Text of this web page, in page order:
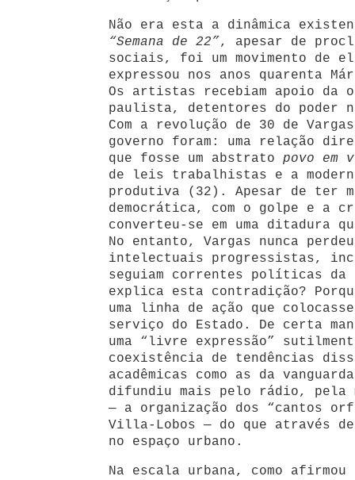
Não era esta a dinâmica
“Semana de 22”, apesar de
sociais, foi um movimento de
expressou nos anos quarenta
Os artistas recebiam apoio da
paulista, detentores do poder
Com a revolução de 30 de
governo foram: uma relação
que fosse um abstrato povo em
de leis trabalhistas e a
produtiva (32). Apesar de ter
democrática, com o golpe e a
converteu-se em uma ditadura
No entanto, Vargas nunca
intelectuais progressistas,
seguiam correntes políticas da
explica esta contradição?
uma linha de ação que
serviço do Estado. De certa
uma “livre expressão”
coexistência de tendências
acadêmicas como as da
difundiu mais pelo rádio, pela
— a organização dos “cantos
Villa-Lobos — do que através
no espaço urbano.
Na escala urbana, como